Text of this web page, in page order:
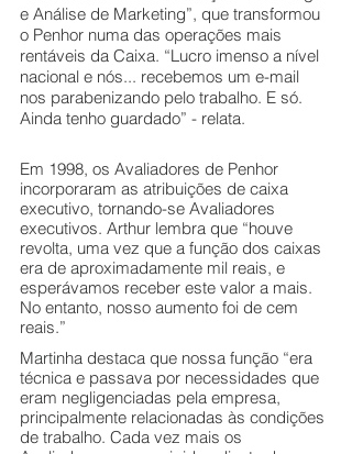
e Análise de Marketing”, que transformou
o Penhor numa das operações mais
rentáveis da Caixa. “Lucro imenso a nível
nacional e nós... recebemos um e-mail
nos parabenizando pelo trabalho. E só.
Ainda tenho guardado” - relata.
Em 1998, os Avaliadores de Penhor
incorporaram as atribuições de caixa
executivo, tornando-se Avaliadores
executivos. Arthur lembra que “houve
revolta, uma vez que a função dos caixas
era de aproximadamente mil reais, e
esperávamos receber este valor a mais.
No entanto, nosso aumento foi de cem
reais.”
Martinha destaca que nossa função “era
técnica e passava por necessidades que
eram negligenciadas pela empresa,
principalmente relacionadas às condições
de trabalho. Cada vez mais os